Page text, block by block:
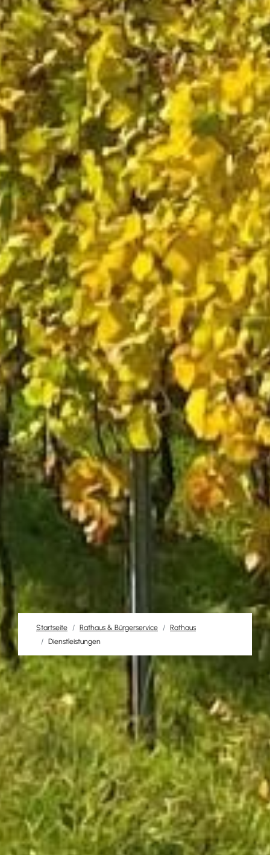
Startseite Rathaus & Bürgerservice
Rathaus
Dienstleistungen